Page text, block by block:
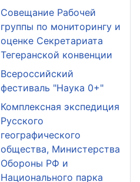
Совещание Рабочей
группы по мониторингу и
оценке Секретариата
Тегеранской конвенции
Всероссийский
фестиваль "Наука 0+"
Комплексная экспедиция
Русского
географического
общества, Министерства
Обороны РФ и
Национального парка